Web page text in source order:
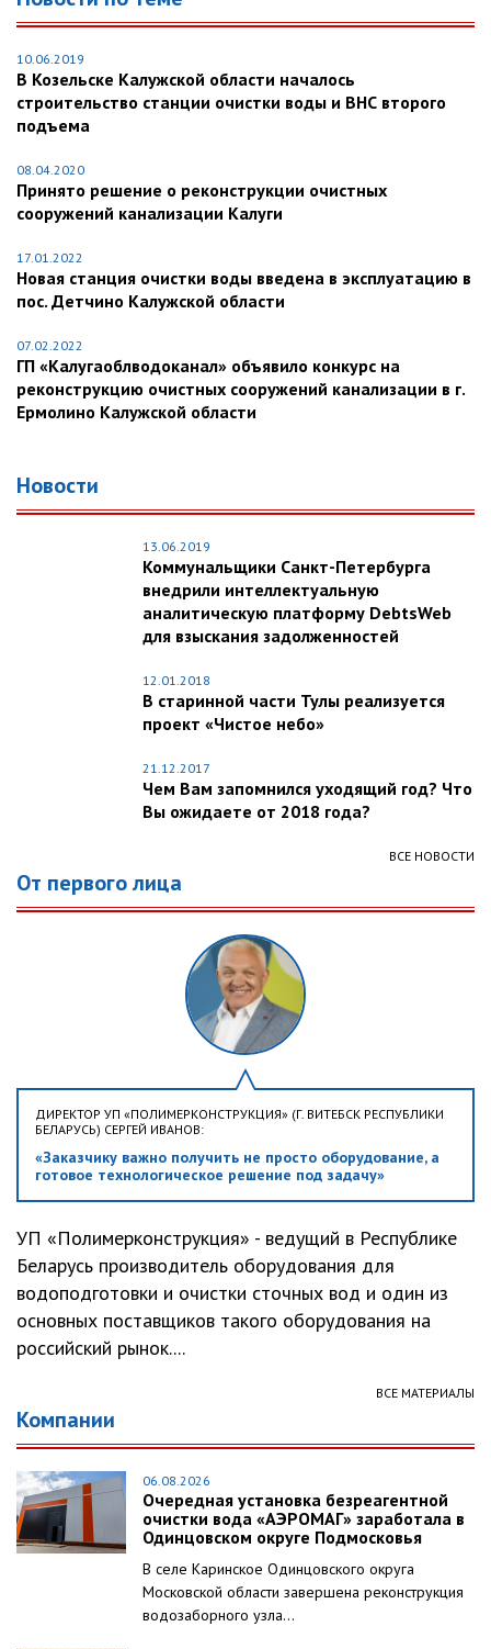
10.06.2019
В Козельске Калужской области началось
строительство станции очистки воды и ВНС второго
подъема
08.04.2020
Принято решение о реконструкции очистных
сооружений канализации Калуги
17.01.2022
Новая станция очистки воды введена в эксплуатацию в
пос. Детчино Калужской области
07.02.2022
ГП «Калугаоблводоканал» объявило конкурс на
реконструкцию очистных сооружений канализации в г.
Ермолино Калужской области
Новости
13.06.2019
Коммунальщики Санкт-Петербурга
внедрили интеллектуальную
аналитическую платформу DebtsWeb
для взыскания задолженностей
12.01.2018
В старинной части Тулы реализуется
проект «Чистое небо»
21.12.2017
Чем Вам запомнился уходящий год? Что
Вы ожидаете от 2018 года?
ВСЕ НОВОСТИ
От первого лица
ДИРЕКТОР УП «ПОЛИМЕРКОНСТРУКЦИЯ» (Г. ВИТЕБСК РЕСПУБЛИКИ
БЕЛАРУСЬ) СЕРГЕЙ ИВАНОВ:
«Заказчику важно получить не просто оборудование, а
готовое технологическое решение под задачу»
УП «Полимерконструкция» - ведущий в Республике
Беларусь производитель оборудования для
водоподготовки и очистки сточных вод и один из
основных поставщиков такого оборудования на
российский рынок....
ВСЕ МАТЕРИАЛЫ
Компании
06.08.2026
Очередная установка безреагентной
очистки вода «АЭРОМАГ» заработала в
Одинцовском округе Подмосковья
В селе Каринское Одинцовского округа
Московской области завершена реконструкция
водозаборного узла...